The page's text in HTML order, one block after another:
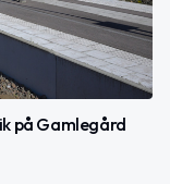
på Gamlegård